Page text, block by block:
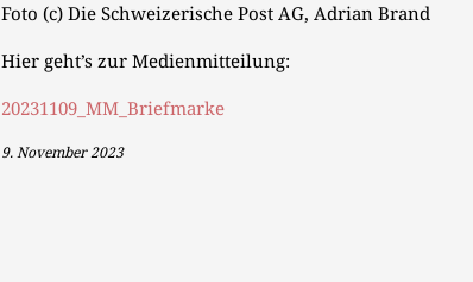
Foto (c) Die Schweizerische Post AG, Adrian Brand
Hier geht’s zur Medienmitteilung:
20231109_MM_Briefmarke
9. November 2023